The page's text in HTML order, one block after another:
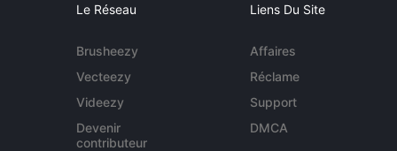
Le Réseau
Brusheezy
Vecteezy
Videezy
Devenir
contributeur
Liens Du Site
Affaires
Réclame
Support
DMCA